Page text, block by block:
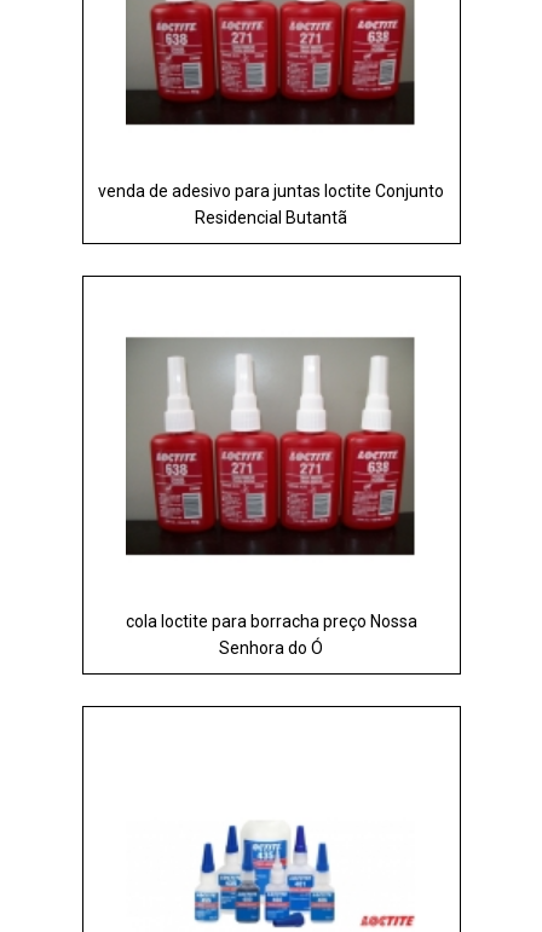
venda de adesivo para juntas loctite Conjunto
Residencial Butantã
cola loctite para borracha preço Nossa
Senhora do Ó